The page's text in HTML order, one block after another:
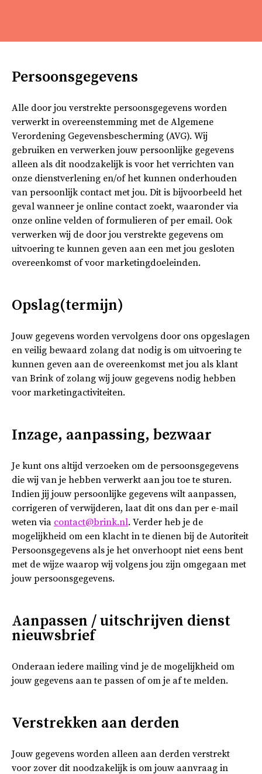
Persoonsgegevens
Alle door jou verstrekte persoonsgegevens worden
verwerkt in overeenstemming met de Algemene
Verordening Gegevensbescherming (AVG). Wij
gebruiken en verwerken jouw persoonlijke gegevens
alleen als dit noodzakelijk is voor het verrichten van
onze dienstverlening en/of het kunnen onderhouden
van persoonlijk contact met jou. Dit is bijvoorbeeld het
geval wanneer je online contact zoekt, waaronder via
onze online velden of formulieren of per email. Ook
verwerken wij de door jou verstrekte gegevens om
uitvoering te kunnen geven aan een met jou gesloten
overeenkomst of voor marketingdoeleinden.
Opslag(termijn)
Jouw gegevens worden vervolgens door ons opgeslagen
en veilig bewaard zolang dat nodig is om uitvoering te
kunnen geven aan de overeenkomst met jou als klant
van Brink of zolang wij jouw gegevens nodig hebben
voor marketingactiviteiten.
Inzage, aanpassing, bezwaar
Je kunt ons altijd verzoeken om de persoonsgegevens
die wij van je hebben verwerkt aan jou toe te sturen.
Indien jij jouw persoonlijke gegevens wilt aanpassen,
corrigeren of verwijderen, laat dit ons dan per e-mail
weten via contact@brink.nl. Verder heb je de
mogelijkheid om een klacht in te dienen bij de Autoriteit
Persoonsgegevens als je het onverhoopt niet eens bent
met de wijze waarop wij volgens jou zijn omgegaan met
jouw persoonsgegevens.
Aanpassen / uitschrijven dienst
nieuwsbrief
Onderaan iedere mailing vind je de mogelijkheid om
jouw gegevens aan te passen of om je af te melden.
Verstrekken aan derden
Jouw gegevens worden alleen aan derden verstrekt
voor zover dit noodzakelijk is om jouw aanvraag in